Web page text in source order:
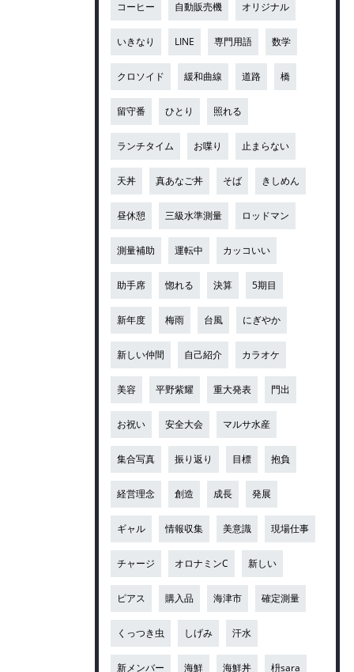
コーヒー 自動販売機 オリジナル
いきなり LINE 専門用語 数学
クロソイド 緩和曲線 道路 橋
留守番 ひとり 照れる
ランチタイム お喋り 止まらない
天丼 真あなご丼 そば きしめん
昼休憩 三級水準測量 ロッドマン
測量補助 運転中 カッコいい
助手席 惚れる 決算 5期目
新年度 梅雨 台風 にぎやか
新しい仲間 自己紹介 カラオケ
美容 平野紫耀 重大発表 門出
お祝い 安全大会 マルサ水産
集合写真 振り返り 目標 抱負
経営理念 創造 成長 発展
ギャル 情報収集 美意識 現場仕事
チャージ オロナミンC 新しい
ピアス 購入品 海津市 確定測量
くっつき虫 しげみ 汗水
新メンバー 海鮮 海鮮丼 枡sara